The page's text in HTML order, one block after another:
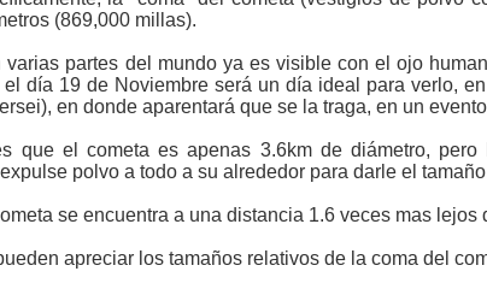
(869,000 millas).
varias partes del mundo ya es visible con el ojo
el día 19 de Noviembre será un día ideal para verlo,
en donde aparentará que se la traga, en un
que el cometa es apenas 3.6km de diámetro,
polvo a todo a su alrededor para darle el
se encuentra a una distancia 1.6 veces mas
apreciar los tamaños relativos de la coma del